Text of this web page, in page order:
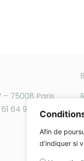
Afin de
d'indiquer si
– 75008 Paris
64 90